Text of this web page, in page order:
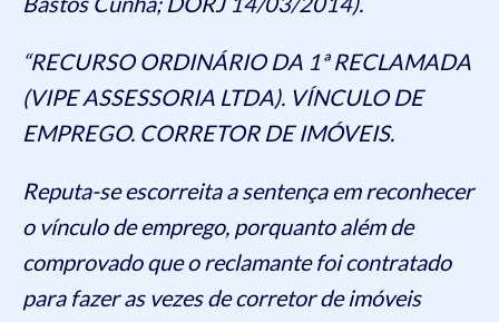
“RECURSO ORDINÁRIO DA 1ª RECLAMADA
(VIPE ASSESSORIA LTDA). VÍNCULO DE
EMPREGO. CORRETOR DE IMÓVEIS.
Reputa-se escorreita a sentença em reconhecer
o vínculo de emprego, porquanto além de
comprovado que o reclamante foi contratado
para fazer as vezes de corretor de imóveis